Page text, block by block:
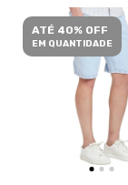
ATÉ 40% OFF
EM QUANTIDADE